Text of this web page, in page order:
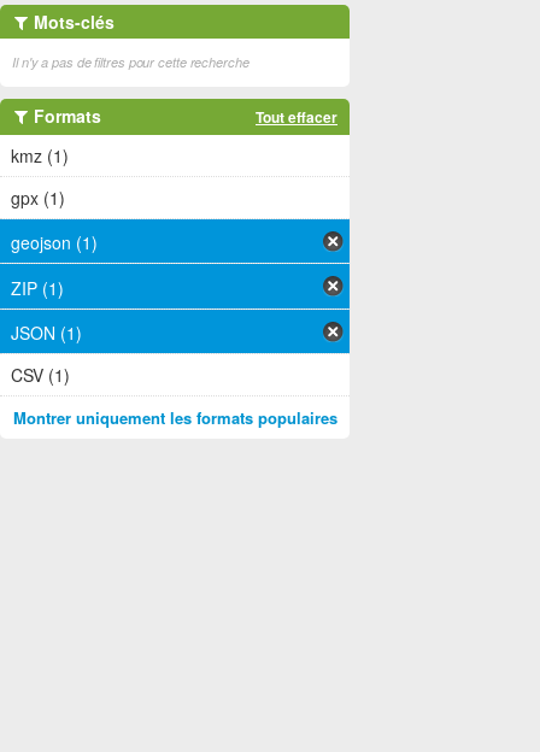
Mots-clés
Il n'y a pas de filtres pour cette recherche
Formats Tout effacer
kmz (1)
gpx (1)
geojson (1)
ZIP (1)
JSON (1)
CSV (1)
Montrer uniquement les formats populaires